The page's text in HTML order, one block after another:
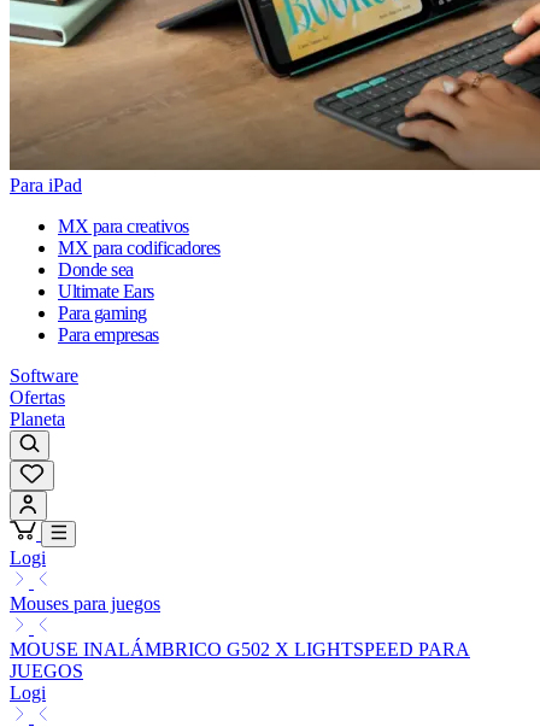
Para iPad
MX para creativos
MX para codificadores
Donde sea
Ultimate Ears
Para gaming
Para empresas
Software
Ofertas
Planeta
Logi
Mouses para juegos
MOUSE INALÁMBRICO G502 X LIGHTSPEED PARA
JUEGOS
Logi